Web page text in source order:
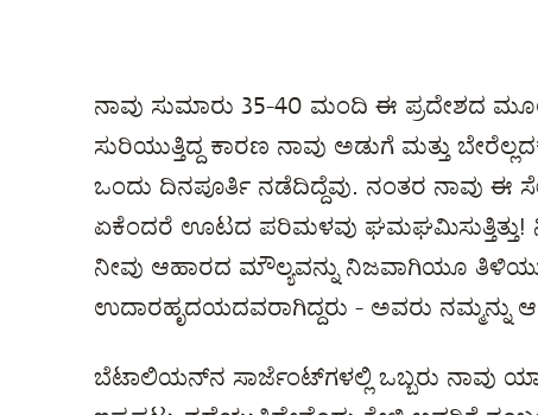
ನಾವು ಸುಮಾರು 35-40 ಮಂದಿ ಈ ಪ್ರದೇಶದ
ಸುರಿಯುತ್ತಿದ್ದ ಕಾರಣ ನಾವು ಅಡುಗೆ ಮತ್ತು
ಒಂದು ದಿನಪೂರ್ತಿ ನಡೆದಿದ್ದೆವು. ನಂತರ ನಾವು ಈ
ಏಕೆಂದರೆ ಊಟದ ಪರಿಮಳವು ಘಮಘಮಿಸುತ್ತಿತ್ತು!
ನೀವು ಆಹಾರದ ಮೌಲ್ಯವನ್ನು ನಿಜವಾಗಿಯೂ
ಉದಾರಹೃದಯದವರಾಗಿದ್ದರು - ಅವರು
ಬೆಟಾಲಿಯನ್‌ನ ಸಾರ್ಜೆಂಟ್‌ಗಳಲ್ಲಿ ಒಬ್ಬರು ನಾವು